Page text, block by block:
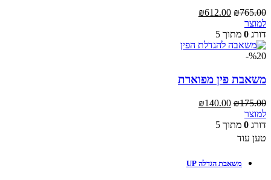
₪765.00
המחיר
היה:
₪765.00.
₪612.00
₪612.00.
למוצר
דורג 0 מתוך 5
%20-
משאבת פין מפוארת
₪175.00
המחיר
היה:
₪140.00
למוצר
דורג 0 מתוך 5
טען עוד
משאבת הגדלה UP